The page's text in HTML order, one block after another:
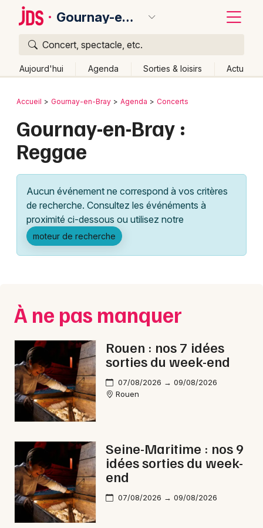
Gournay-en-Bray
Concert, spectacle, etc.
Aujourd'hui Agenda Sorties & loisirs Actu
Publier un événement
Grands événements
Activité & Expérience
Manifestations
Foires & salons
Concerts
Sports
Soirées
Sorties famille
Sorties & loisirs
Reggae dans la Seine-Maritime
Reggae en Haute-Normandie
Bordeaux
Colmar
Lille
Lyon
Marseille
Mulhouse
Nice
Paris
Strasbourg
Toulouse
Toutes les villes
Retour
Accueil Gournay-en-Bray Agenda Concerts
Gournay-en-Bray :
Reggae
Aucun événement ne correspond à vos critères
de recherche. Consultez les événéments à
proximité ci-dessous ou utilisez notre
moteur de recherche
À ne pas manquer
Rouen : nos 7 idées
sorties du week-end
07/08/2026 → 09/08/2026
Rouen
Seine-Maritime : nos 9
idées sorties du week-
end
07/08/2026 → 09/08/2026
Quoi ?
Où ?
Haute-Normandie
Partout
Près de moi
Changer de lieu
Aujourd'hui
Demain Ce week-end Autre